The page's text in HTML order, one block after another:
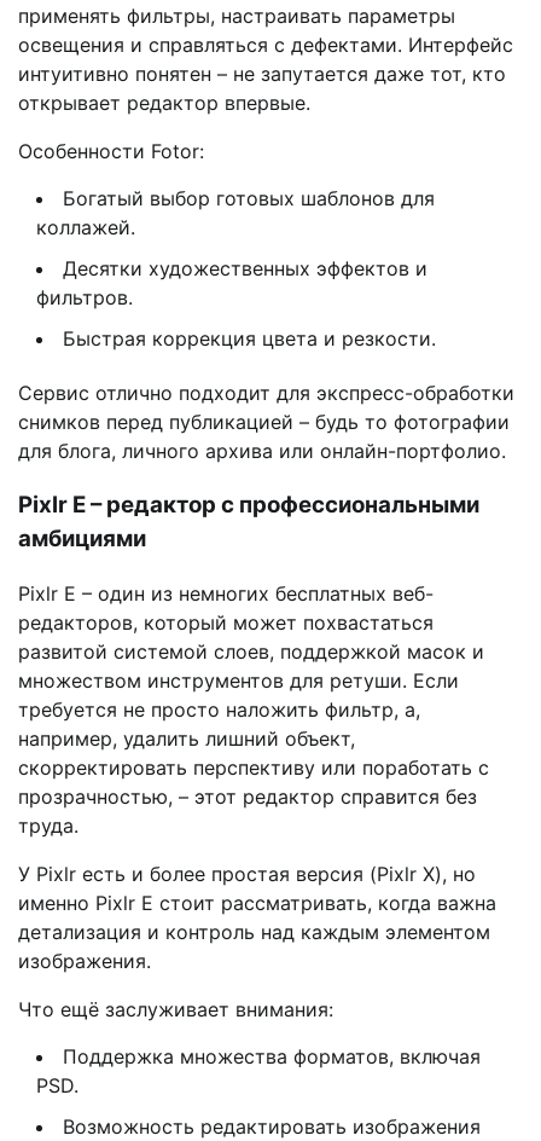
применять фильтры, настраивать параметры
освещения и справляться с дефектами. Интерфейс
интуитивно понятен – не запутается даже тот, кто
открывает редактор впервые.
Особенности Fotor:
Богатый выбор готовых шаблонов для
коллажей.
Десятки художественных эффектов и
фильтров.
Быстрая коррекция цвета и резкости.
Сервис отлично подходит для экспресс-обработки
снимков перед публикацией – будь то фотографии
для блога, личного архива или онлайн-портфолио.
Pixlr E – редактор с профессиональными
амбициями
Pixlr E – один из немногих бесплатных веб-
редакторов, который может похвастаться
развитой системой слоев, поддержкой масок и
множеством инструментов для ретуши. Если
требуется не просто наложить фильтр, а,
например, удалить лишний объект,
скорректировать перспективу или поработать с
прозрачностью, – этот редактор справится без
труда.
У Pixlr есть и более простая версия (Pixlr X), но
именно Pixlr E стоит рассматривать, когда важна
детализация и контроль над каждым элементом
изображения.
Что ещё заслуживает внимания:
Поддержка множества форматов, включая
PSD.
Возможность редактировать изображения